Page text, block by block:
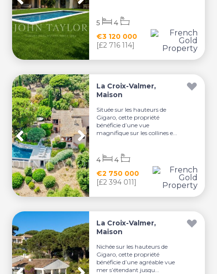
€3 120 000
[£2 716 114]
5 4
La Croix-Valmer,
Maison
Située sur les hauteurs de
Gigaro, cette propriété
bénéficie d’une vue
magnifique sur les collines e...
€2 750 000
[£2 394 011]
4 4
La Croix-Valmer,
Maison
Nichée sur les hauteurs de
Gigaro, cette propriété
bénéficie d’une agréable vue
mer s’étendant jusqu...